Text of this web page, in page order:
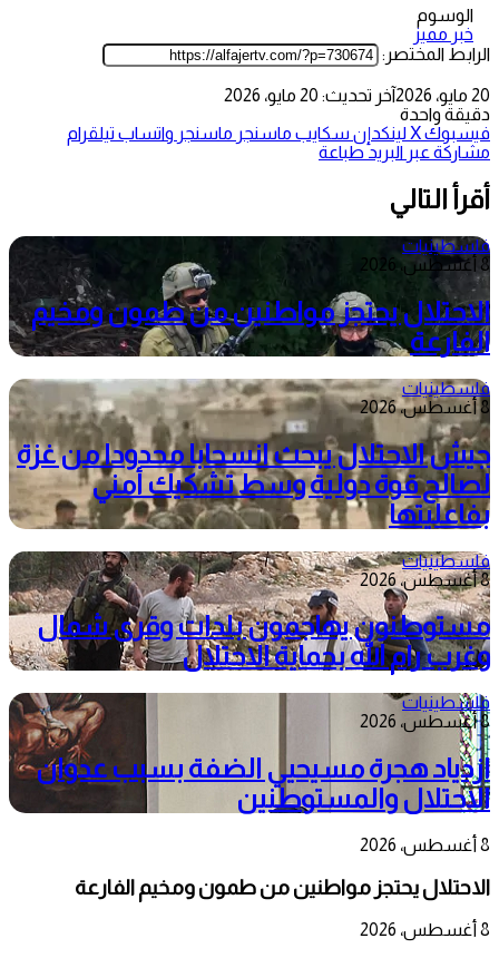
الوسوم
خبر مميز
الرابط المختصر:
20 مايو، 2026
آخر تحديث: 20 مايو، 2026
دقيقة واحدة
فيسبوك‫Xلينكدإن سكايب ماسنجر ماسنجر واتساب تيلقرام
مشاركة عبر البريد طباعة
أقرأ التالي
فلسطينيات
8 أغسطس، 2026
الاحتلال يحتجز مواطنين من طمون ومخيم
الفارعة
فلسطينيات
8 أغسطس، 2026
جيش الاحتلال يبحث انسحابا محدودا من غزة
لصالح قوة دولية وسط تشكيك أمني
بفاعليتها
فلسطينيات
8 أغسطس، 2026
مستوطنون يهاجمون بلدات وقرى شمال
وغرب رام الله بحماية الاحتلال
فلسطينيات
8 أغسطس، 2026
ازدياد هجرة مسيحيي الضفة بسبب عدوان
الاحتلال والمستوطنين
8 أغسطس، 2026
الاحتلال يحتجز مواطنين من طمون ومخيم الفارعة
8 أغسطس، 2026